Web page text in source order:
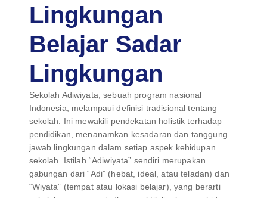
Lingkungan
Belajar Sadar
Lingkungan
Sekolah Adiwiyata, sebuah program nasional
Indonesia, melampaui definisi tradisional tentang
sekolah. Ini mewakili pendekatan holistik terhadap
pendidikan, menanamkan kesadaran dan tanggung
jawab lingkungan dalam setiap aspek kehidupan
sekolah. Istilah “Adiwiyata” sendiri merupakan
gabungan dari “Adi” (hebat, ideal, atau teladan) dan
“Wiyata” (tempat atau lokasi belajar), yang berarti